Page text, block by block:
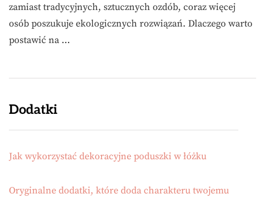
zamiast tradycyjnych, sztucznych ozdób, coraz więcej
osób poszukuje ekologicznych rozwiązań. Dlaczego warto
postawić na …
Dodatki
Jak wykorzystać dekoracyjne poduszki w łóżku
Oryginalne dodatki, które doda charakteru twojemu